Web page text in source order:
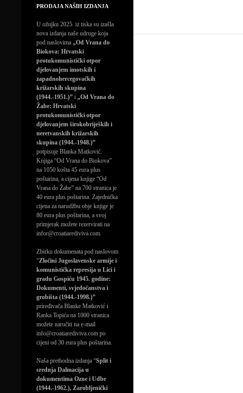
PRODAJA NAŠIH IZDANJA
U ožujku 2025. iz tiska su izašla
nova izdanja naše udruge koja
pod naslovima „Od Vrana do
Biokova: Hrvatski
protukomunistički otpor
djelovanjem imotskih i
zapadnohercegovačkih
križarskih skupina
(1944.-1951.)” i „Od Vrana do
Žabe: Hrvatski
protukomunistički otpor
djelovanjem širokobrijeških i
neretvanskih križarskih
skupina (1944.-1948.)”
potpisuje Blanka Matković.
Knjiga “Od Vrana do Biokova”
na 1050 košta 45 eura plus
poštarina, a cijena knjige “Od
Vrana do Žabe” na 700 stranica je
40 eura plus poštarina. Zajednička
cijena za narudžbu obje knjige je
80 eura plus poštarina, a svoj
primjerak možete rezervirati na
infor@croatiarediviva.com.
Zbirku dokumenata pod naslovom
“Zločini Jugoslavenske armije i
komunistička represija u Lici i
gradu Gospiću 1945. godine:
Dokumenti, svjedočanstva i
grobišta (1944.-1998.)”
priređivača Blanke Matković i
Ranka Topića na 1000 stranica
možete naručiti na e-mail
info@croatiarediviva.com po
cijeni od 30 eura plus poštarina.
Naša prethodna izdanja “Split i
srednja Dalmacija u
dokumentima Ozne i Udbe
(1944.-1962.), Zarobljenički